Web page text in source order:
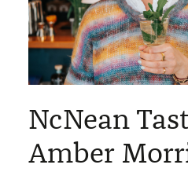
NcNean
Amber